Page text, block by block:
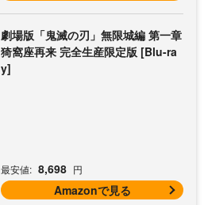
劇場版「鬼滅の刃」無限城編 第一章
猗窩座再来 完全生産限定版 [Blu-ra
y]
最安値: 8,698 円
Amazonで見る